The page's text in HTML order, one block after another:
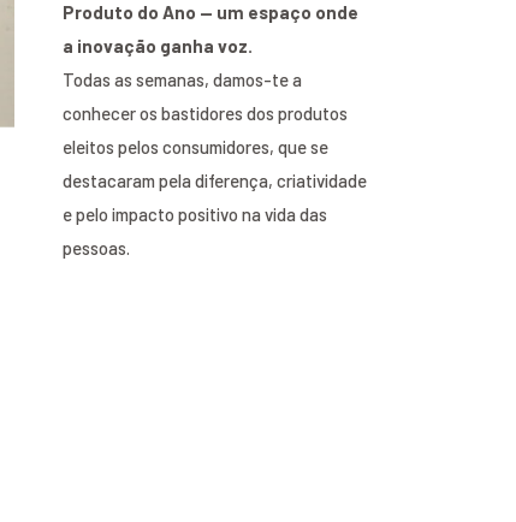
Produto do Ano — um espaço onde
a inovação ganha voz.
Todas as semanas, damos-te a
conhecer os bastidores dos produtos
eleitos pelos consumidores, que se
destacaram pela diferença, criatividade
e pelo impacto positivo na vida das
pessoas.